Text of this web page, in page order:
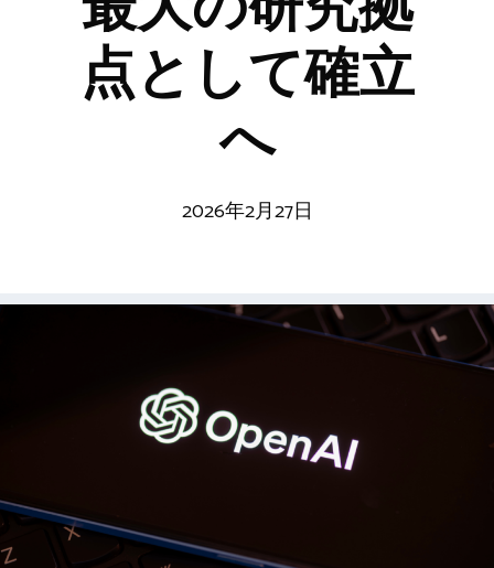
点として確立
へ
2026年2月27日